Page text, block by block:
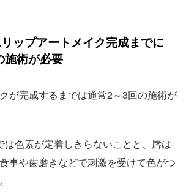
ップアートメイク完成までに
施術が必要
が完成するまでは通常2～3回の施術が
は色素が定着しきらないことと、唇は
事や歯磨きなどで刺激を受けて色がつ